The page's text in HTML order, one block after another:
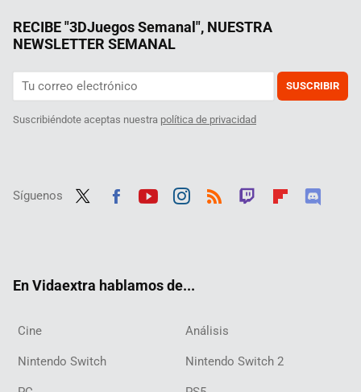
RECIBE "3DJuegos Semanal", NUESTRA
NEWSLETTER SEMANAL
SUSCRIBIR
Suscribiéndote aceptas nuestra política de privacidad
Síguenos
En Vidaextra hablamos de...
Cine Análisis
Nintendo Switch Nintendo Switch 2